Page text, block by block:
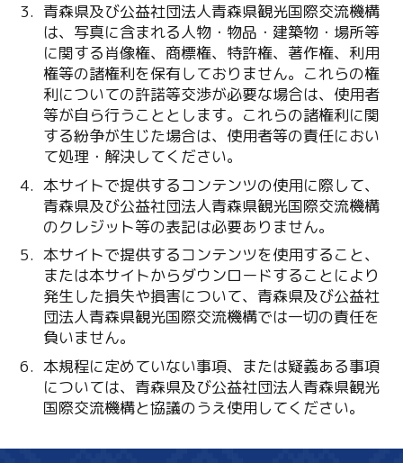
青森県及び公益社団法人青森県観光国際交流機構
は、写真に含まれる人物・物品・建築物・場所等
に関する肖像権、商標権、特許権、著作権、利用
権等の諸権利を保有しておりません。これらの権
利についての許諾等交渉が必要な場合は、使用者
等が自ら行うこととします。これらの諸権利に関
する紛争が生じた場合は、使用者等の責任におい
て処理・解決してください。
本サイトで提供するコンテンツの使用に際して、
青森県及び公益社団法人青森県観光国際交流機構
のクレジット等の表記は必要ありません。
本サイトで提供するコンテンツを使用すること、
または本サイトからダウンロードすることにより
発生した損失や損害について、青森県及び公益社
団法人青森県観光国際交流機構では一切の責任を
負いません。
本規程に定めていない事項、または疑義ある事項
については、青森県及び公益社団法人青森県観光
国際交流機構と協議のうえ使用してください。